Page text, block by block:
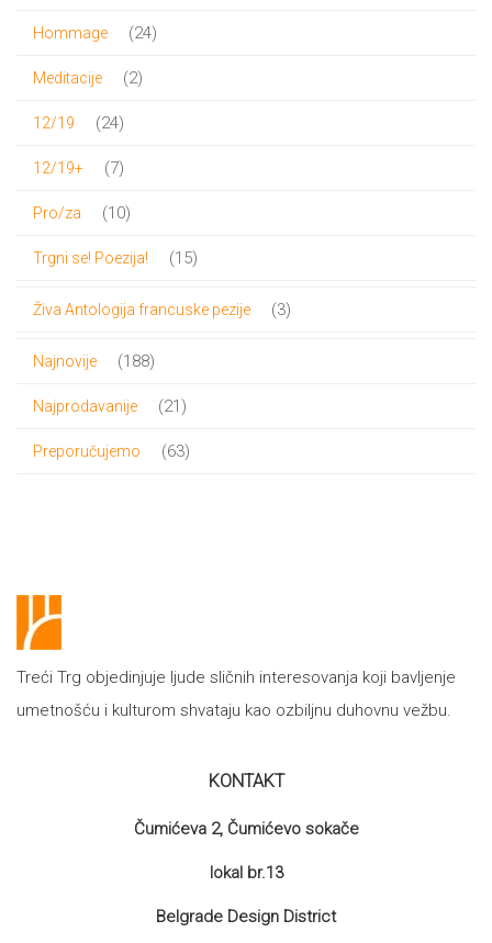
Hommage 2424
Meditacije 22
12/19 2424
12/19+ 77
Pro/za 1010
Trgni se! Poezija! 1515
Živa Antologija francuske pezije 33
Najnovije 188188
Najprodavanije 21 21
Preporučujemo 6363
Treći Trg objedinjuje ljude sličnih interesovanja koji bavljenje
umetnošću i kulturom shvataju kao ozbiljnu duhovnu vežbu.
KONTAKT
Čumićeva 2, Čumićevo sokače
lokal br.13
Belgrade Design District